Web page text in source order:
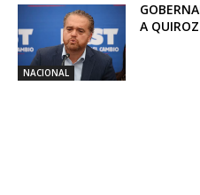
NACIONAL
A